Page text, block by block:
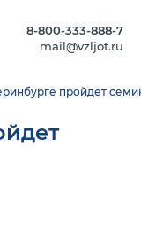
8-800-333-888-7
mail@vzljot.ru
пройдет